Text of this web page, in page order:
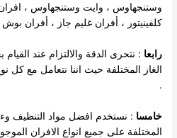
وستنجهاوس ، وايت وستنجهاوس ، افران
كلفينيتور ، أفران غليم جاز ، أفران
رابعا : نتحرى الدقة والالتزام عند
الغاز المختلفة حيث اننا نتعامل مع كل
.
خامسا : نستخدم افضل مواد التنظيف
المختلفة على جميع انواع الافران